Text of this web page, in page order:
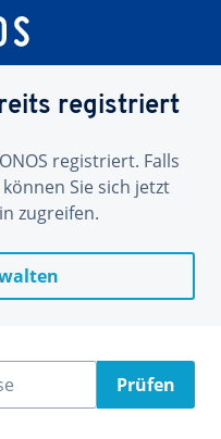
registriert
registriert. Falls
Sie sich jetzt
zugreifen.
Prüfen